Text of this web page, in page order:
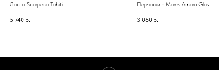
Ласты Scorpena Tahiti
5 740 р.
Перчатки - Mares Amara Gloves
3 060 р.